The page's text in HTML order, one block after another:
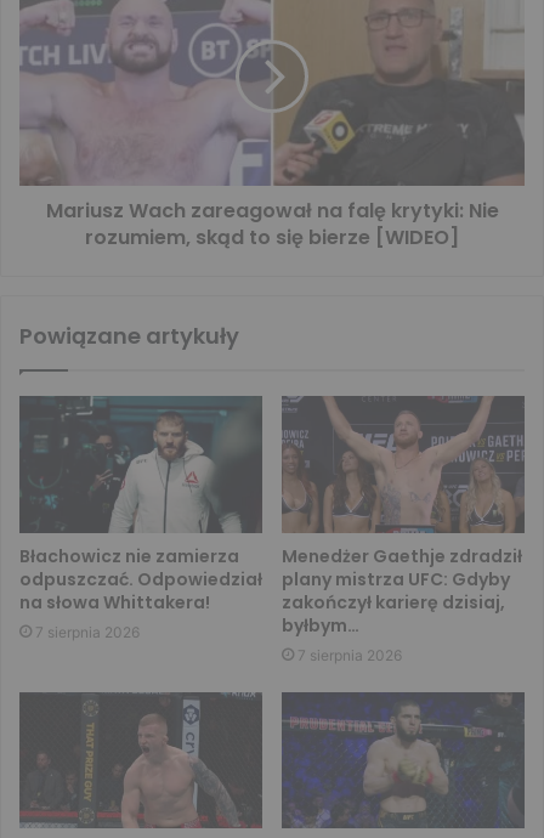
Mariusz Wach zareagował na falę krytyki: Nie
rozumiem, skąd to się bierze [WIDEO]
Powiązane artykuły
Błachowicz nie zamierza
odpuszczać. Odpowiedział
na słowa Whittakera!
7 sierpnia 2026
Menedżer Gaethje zdradził
plany mistrza UFC: Gdyby
zakończył karierę dzisiaj,
byłbym…
7 sierpnia 2026